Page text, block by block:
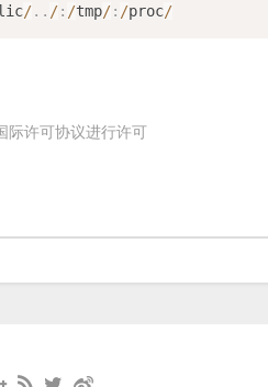
/. . /: /tmp/: /proc/
际许可协议进行许可